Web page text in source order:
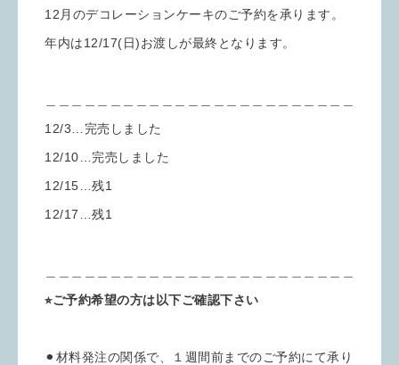
12月のデコレーションケーキのご予約を承ります。
年内は12/17(日)お渡しが最終となります。
12/3…完売しました
12/10…完売しました
12/15…残1
12/17…残1
⭐︎ご予約希望の方は以下ご確認下さい
⚫︎材料発注の関係で、１週間前までのご予約にて承り